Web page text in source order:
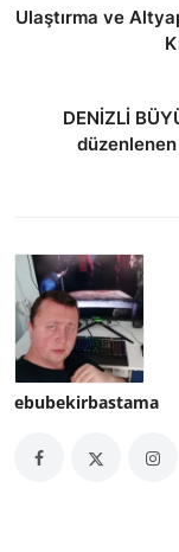
Ulaştırma ve
DENİZLİ
ebubekirbastama